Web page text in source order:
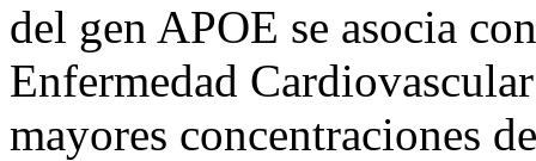
del gen APOE se asocia
Enfermedad
mayores concentraciones